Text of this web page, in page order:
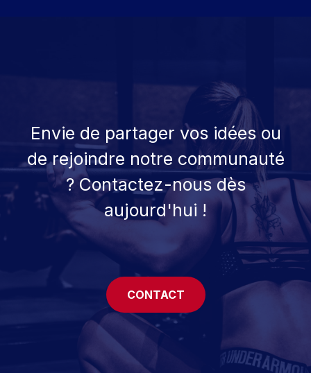
Envie de partager vos idées ou
de rejoindre notre communauté
? Contactez-nous dès
aujourd'hui !
CONTACT